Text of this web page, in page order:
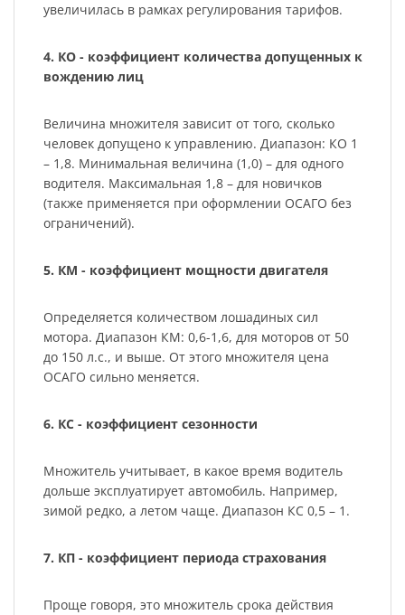
увеличилась в рамках регулирования тарифов.
4. КО - коэффициент количества допущенных к
вождению лиц
Величина множителя зависит от того, сколько
человек допущено к управлению. Диапазон: КО 1
– 1,8. Минимальная величина (1,0) – для одного
водителя. Максимальная 1,8 – для новичков
(также применяется при оформлении ОСАГО без
ограничений).
5. КМ - коэффициент мощности двигателя
Определяется количеством лошадиных сил
мотора. Диапазон КМ: 0,6-1,6, для моторов от 50
до 150 л.с., и выше. От этого множителя цена
ОСАГО сильно меняется.
6. КС - коэффициент сезонности
Множитель учитывает, в какое время водитель
дольше эксплуатирует автомобиль. Например,
зимой редко, а летом чаще. Диапазон КС 0,5 – 1.
7. КП - коэффициент периода страхования
Проще говоря, это множитель срока действия